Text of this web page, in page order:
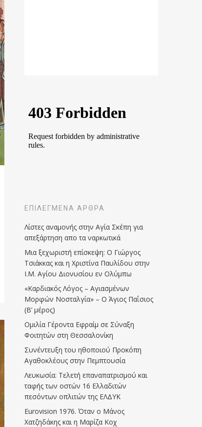
ΕΠΙΛΕΓΜΈΝΑ ΆΡΘΡΑ
Λίστες αναμονής στην Αγία Σκέπη για
απεξάρτηση απο τα ναρκωτικά
Μια ξεχωριστή επίσκεψη: Ο Γιώργος
Τσιάκκας και η Χριστίνα Παυλίδου στην
Ι.Μ. Αγίου Διονυσίου εν Ολύμπω
«Καρδιακός Λόγος – Αγιασμένων
Μορφών Νοσταλγία» – Ο Άγιος Παΐσιος
(Β’ μέρος)
Ομιλία Γέροντα Εφραίμ σε Σύναξη
Φοιτητών στη Θεσσαλονίκη
Συνέντευξη του ηθοποιού Προκόπη
Αγαθοκλέους στην Πεμπτουσία
Λευκωσία: Τελετή επαναπατρισμού και
ταφής των οστών 16 Ελλαδιτών
πεσόντων οπλιτών της ΕΛΔΥΚ
Eurovision 1976. Όταν ο Μάνος
Χατζηδάκης και η Μαρίζα Κοχ